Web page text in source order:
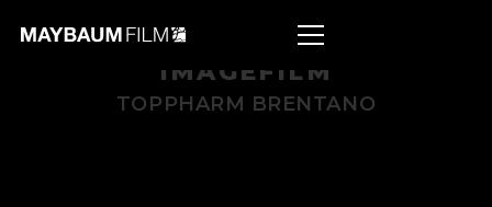
IMAGEFILM
TOPPHARM BRENTANO